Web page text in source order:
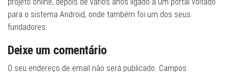
projeto online, depois de vários anos ligado a um portal voltado
para o sistema Android, onde também foi um dos seus
fundadores.
Deixe um comentário
O seu endereço de email não será publicado. Campos